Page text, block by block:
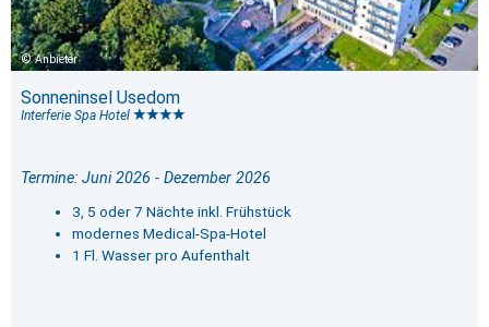
Anbieter
Sonneninsel Usedom
Interferie Spa Hotel
Termine: Juni 2026 - Dezember 2026
3, 5 oder 7 Nächte inkl. Frühstück
modernes Medical-Spa-Hotel
1 Fl. Wasser pro Aufenthalt